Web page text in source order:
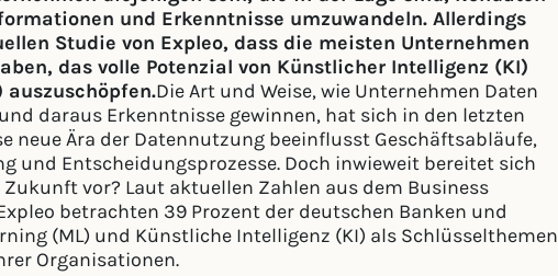
und Erkenntnisse umzuwandeln. Allerdings
Studie von Expleo, dass die meisten Unternehmen
das volle Potenzial von Künstlicher Intelligenz (KI)
auszuschöpfen.Die Art und Weise, wie Unternehmen Daten
daraus Erkenntnisse gewinnen, hat sich in den letzten
neue Ära der Datennutzung beeinflusst Geschäftsabläufe,
und Entscheidungsprozesse. Doch inwieweit bereitet sich
vor? Laut aktuellen Zahlen aus dem Business
betrachten 39 Prozent der deutschen Banken und
(ML) und Künstliche Intelligenz (KI) als Schlüsselthemen
Organisationen.